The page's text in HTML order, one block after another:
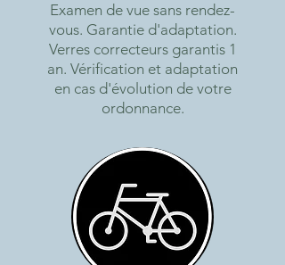
Examen de vue sans rendez-
vous. Garantie d'adaptation.
Verres correcteurs garantis 1
an. Vérification et adaptation
en cas d'évolution de votre
ordonnance.